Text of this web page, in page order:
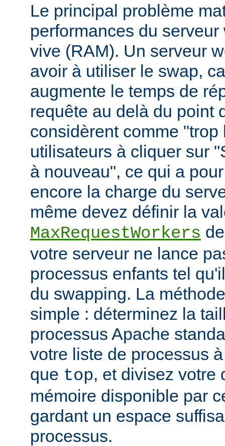
Le principal problème
performances du
vive (RAM). Un serveur
avoir à utiliser le swap,
augmente le temps de
requête au delà du point
considèrent comme
utilisateurs à cliquer sur
à nouveau", ce qui a
encore la charge du
même devez définir la
MaxRequestWorkers
votre serveur ne lance
processus enfants tel
du swapping. La
simple : déterminez la
processus Apache
votre liste de processus
que top, et divisez votre
mémoire disponible par
gardant un espace
processus.